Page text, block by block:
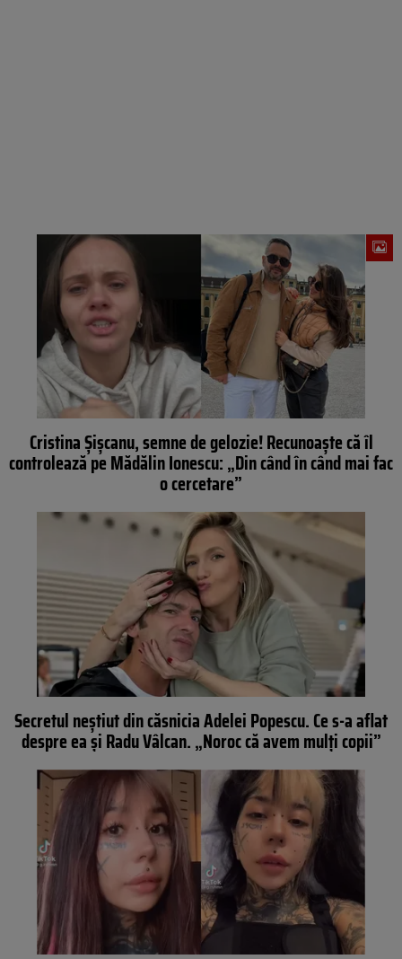
Cristina Șișcanu, semne de gelozie! Recunoaște că îl
controlează pe Mădălin Ionescu: „Din când în când mai fac
o cercetare”
Secretul neștiut din căsnicia Adelei Popescu. Ce s-a aflat
despre ea și Radu Vâlcan. „Noroc că avem mulți copii”